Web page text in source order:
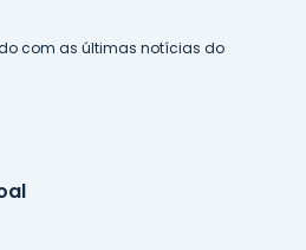
com as últimas notícias do